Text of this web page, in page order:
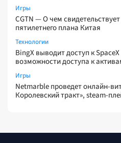
Игры
CGTN — О чем
пятилетнего плана Китая
Технологии
BingX выводит доступ к
возможности доступа к
Игры
Netmarble проведет онлайн-
Королевский тракт», steam-